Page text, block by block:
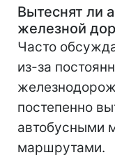
Вытеснят ли
железной
Часто
из-за
постепенно
автобусными
маршрутами.